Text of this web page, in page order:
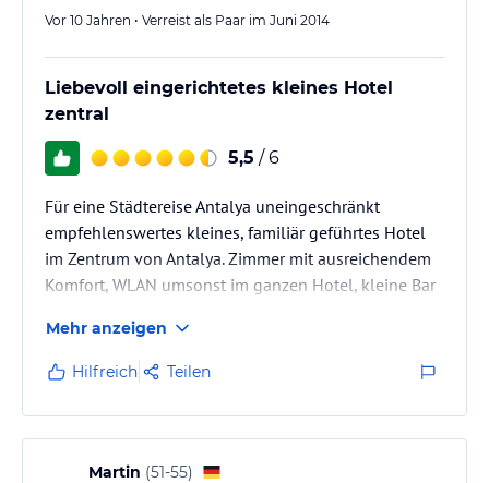
Vor 10 Jahren • Verreist als Paar im Juni 2014
Liebevoll eingerichtetes kleines Hotel
zentral
5,5 / 6
Für eine Städtereise Antalya uneingeschränkt
empfehlenswertes kleines, familiär geführtes Hotel
im Zentrum von Antalya. Zimmer mit ausreichendem
Komfort, WLAN umsonst im ganzen Hotel, kleine Bar
Personal. Am Frühstücksbuffet sollte man keine
Wunder erwarten, aber uns hat es gut ausgereicht.
Mehr anzeigen
Hilfreich Teilen
Martin (51-55)